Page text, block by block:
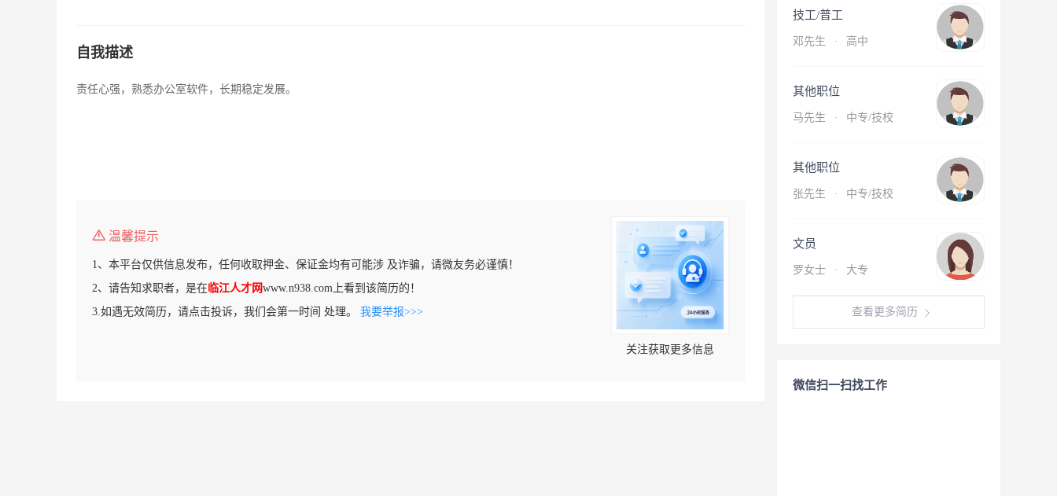
自我描述
责任心强，熟悉办公室软件，长期稳定发展。
温馨提示
1、本平台仅供信息发布，任何收取押金、保证金均有可能涉 及诈骗，请微友务必谨慎！
2、请告知求职者，是在 临江人才网www.n938.com上看到该简历的！
3.如遇无效简历，请点击投诉，我们会第一时间 处理。 我要举报>>>
关注获取更多信息
技工/普工
邓先生 · 高中
其他职位
马先生 · 中专/技校
其他职位
张先生 · 中专/技校
文员
罗女士 · 大专
查看更多简历
微信扫一扫找工作